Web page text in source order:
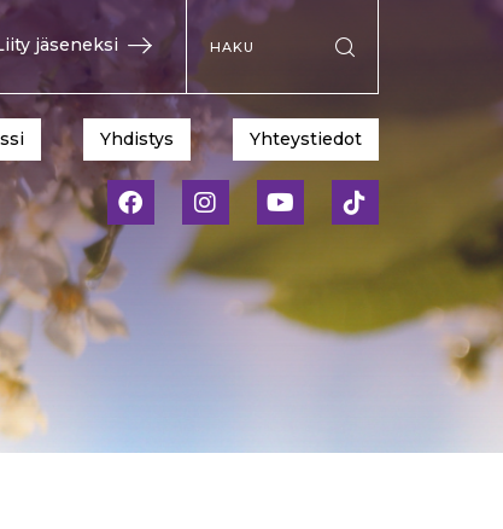
jäseneksi
Hae sivustolta
Yhdistys Yhteystiedot